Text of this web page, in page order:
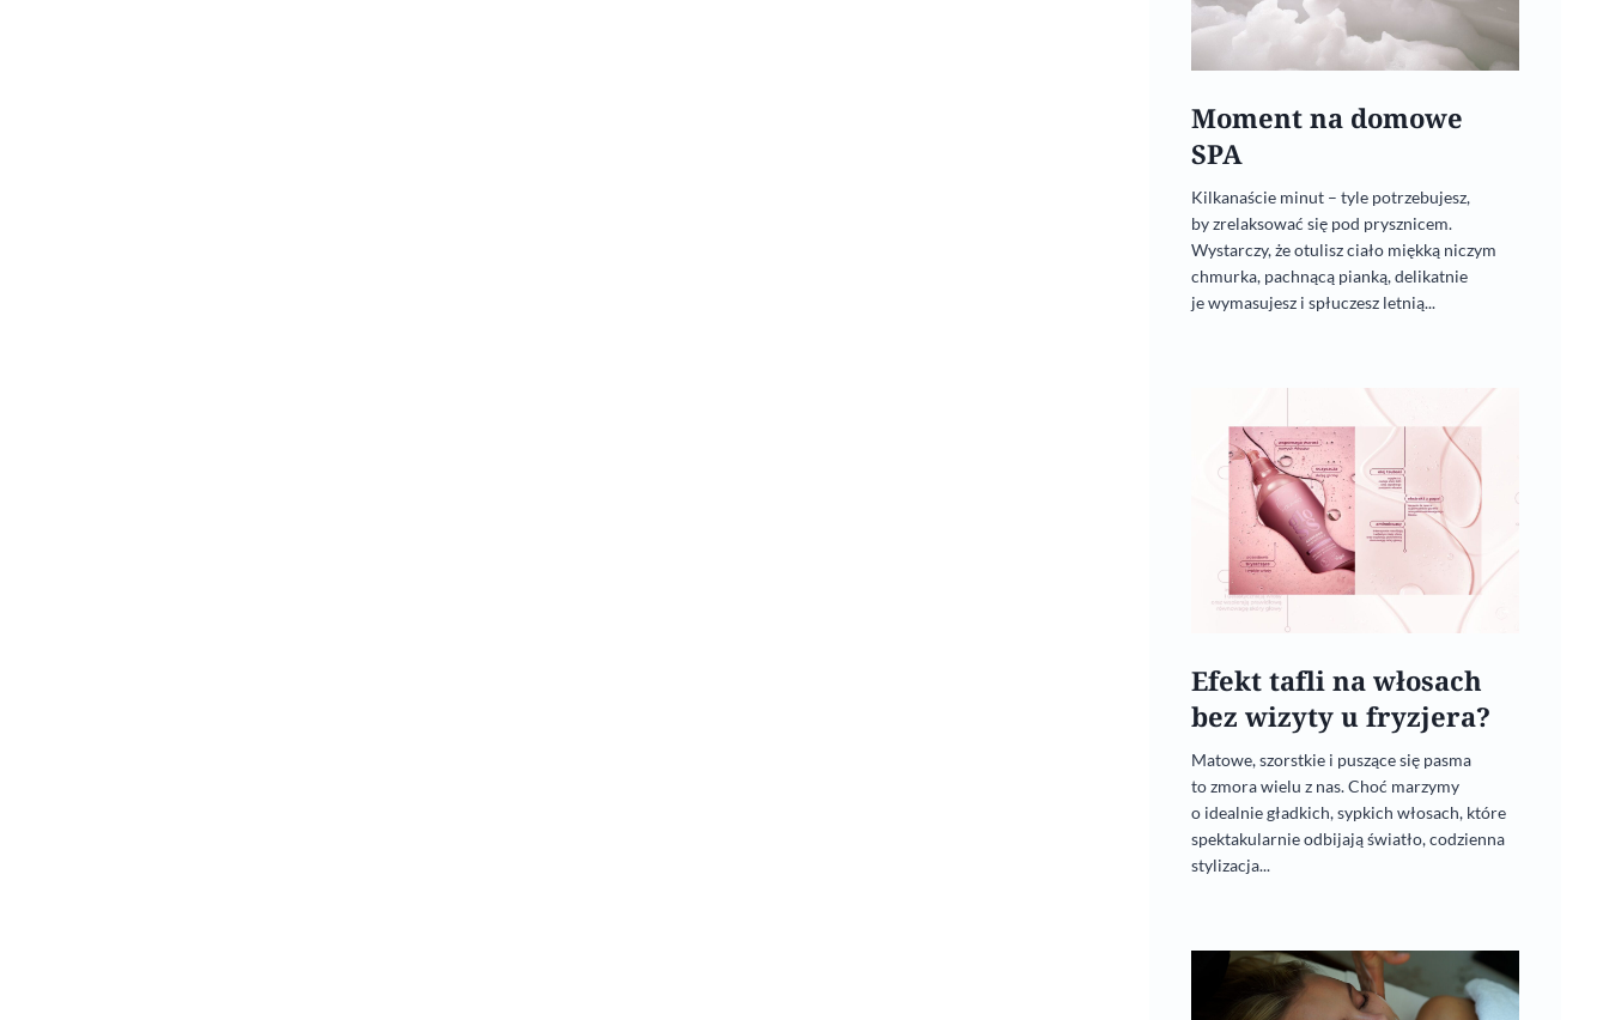
Moment na domowe
SPA
Kilkanaście minut – tyle potrzebujesz,
by zrelaksować się pod prysznicem.
Wystarczy, że otulisz ciało miękką niczym
chmurka, pachnącą pianką, delikatnie
je wymasujesz i spłuczesz letnią...
Efekt tafli na włosach
bez wizyty u fryzjera?
Matowe, szorstkie i puszące się pasma
to zmora wielu z nas. Choć marzymy
o idealnie gładkich, sypkich włosach, które
spektakularnie odbijają światło, codzienna
stylizacja...